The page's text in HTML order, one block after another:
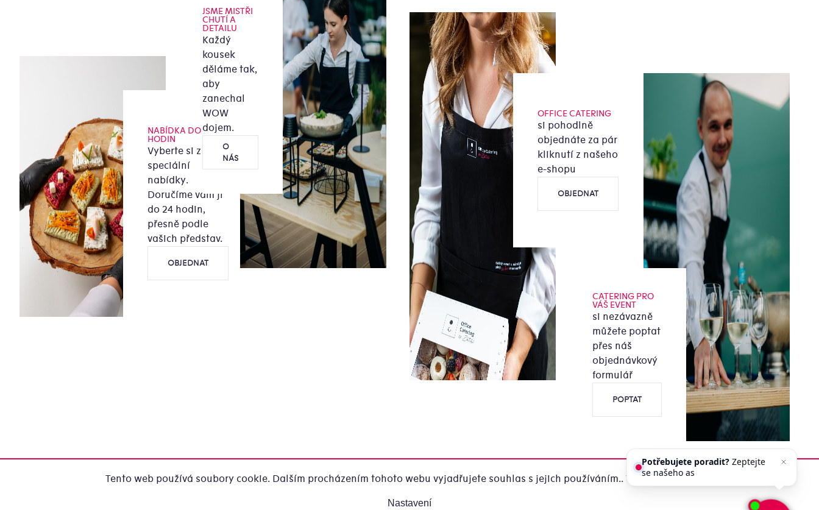
Tento web používá soubory cookie. Dalším procházením tohoto webu vyjadřujete souhlas s jejich používáním.. Více informací
Nastavení
NABÍDKA DO 24
HODIN
Vyberte si z naší
speciální
nabídky.
Doručíme vám ji
do 24 hodin,
přesně podle
vašich představ.
OBJEDNAT
JSME MISTŘI
CHUTÍ A
DETAILU
Každý
kousek
děláme tak,
aby
zanechal
WOW
dojem.
O
NÁS
OFFICE CATERING
si pohodlně
objednáte za pár
kliknutí z našeho
e-shopu
OBJEDNAT
CATERING PRO
VÁŠ EVENT
si nezávazně
můžete poptat
přes náš
objednávkový
formulář
POPTAT
Potřebujete poradit? Zeptejte
se našeho asistenta